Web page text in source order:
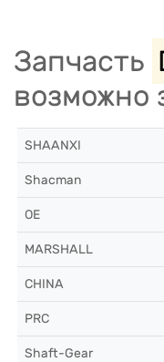
Запчасть
возможно
SHAANXI
Shacman
OE
MARSHALL
CHINA
PRC
Shaft-Gear